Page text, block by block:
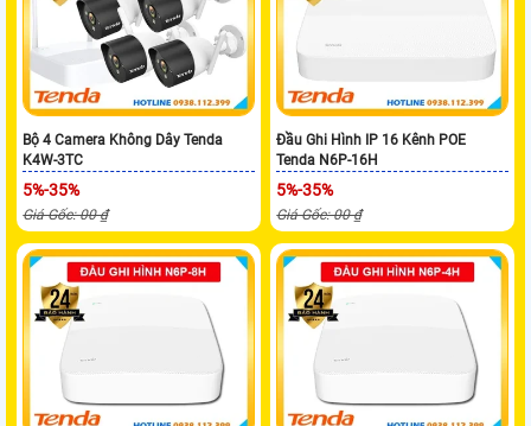
Bộ 4 Camera Không Dây Tenda
K4W-3TC
5%-35%
Giá Gốc: 00 ₫
Đầu Ghi Hình IP 16 Kênh POE
Tenda N6P-16H
5%-35%
Giá Gốc: 00 ₫